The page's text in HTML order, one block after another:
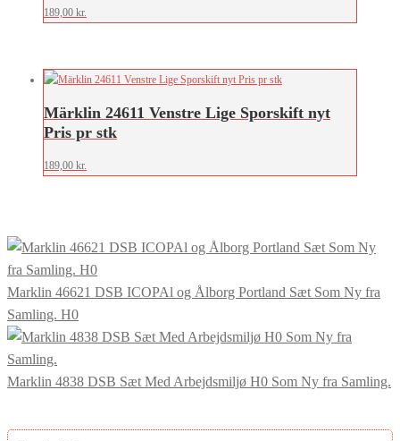
189,00 kr.
Märklin 24611 Venstre Lige Sporskift nyt
Pris pr stk
189,00 kr.
Marklin 46621 DSB ICOPAl og Ålborg Portland Sæt Som Ny fra
Samling. H0
Marklin 4838 DSB Sæt Med Arbejdsmiljø H0 Som Ny fra Samling.